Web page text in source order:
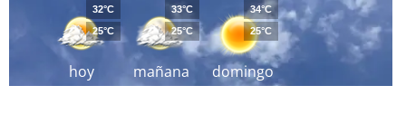
hoy
32°C
25°C
mañana
33°C
25°C
domingo
34°C
25°C